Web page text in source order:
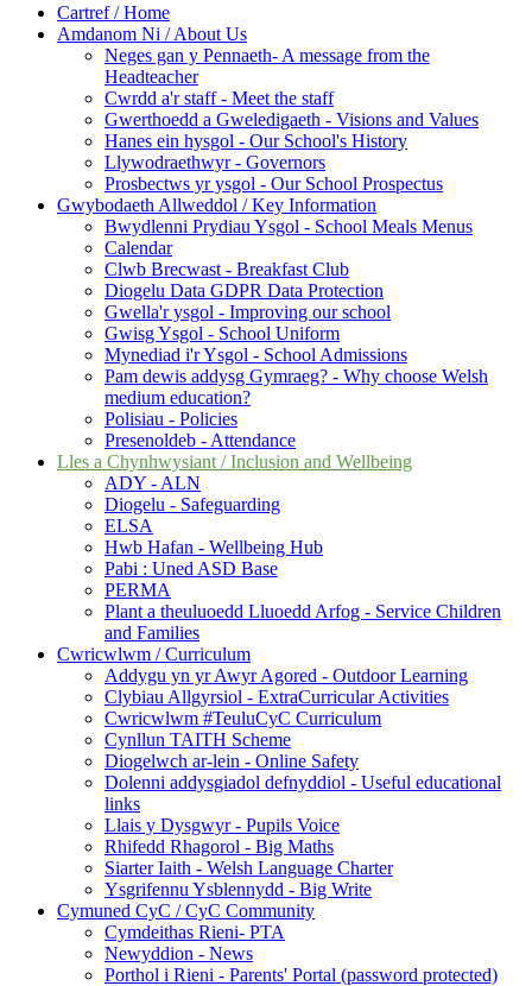
Cartref / Home
Amdanom Ni / About Us
Neges gan y Pennaeth- A message from the
Headteacher
Cwrdd a'r staff - Meet the staff
Gwerthoedd a Gweledigaeth - Visions and Values
Hanes ein hysgol - Our School's History
Llywodraethwyr - Governors
Prosbectws yr ysgol - Our School Prospectus
Gwybodaeth Allweddol / Key Information
Bwydlenni Prydiau Ysgol - School Meals Menus
Calendar
Clwb Brecwast - Breakfast Club
Diogelu Data GDPR Data Protection
Gwella'r ysgol - Improving our school
Gwisg Ysgol - School Uniform
Mynediad i'r Ysgol - School Admissions
Pam dewis addysg Gymraeg? - Why choose Welsh
medium education?
Polisiau - Policies
Presenoldeb - Attendance
Lles a Chynhwysiant / Inclusion and Wellbeing
ADY - ALN
Diogelu - Safeguarding
ELSA
Hwb Hafan - Wellbeing Hub
Pabi : Uned ASD Base
PERMA
Plant a theuluoedd Lluoedd Arfog - Service Children
and Families
Cwricwlwm / Curriculum
Addygu yn yr Awyr Agored - Outdoor Learning
Clybiau Allgyrsiol - ExtraCurricular Activities
Cwricwlwm #TeuluCyC Curriculum
Cynllun TAITH Scheme
Diogelwch ar-lein - Online Safety
Dolenni addysgiadol defnyddiol - Useful educational
links
Llais y Dysgwyr - Pupils Voice
Rhifedd Rhagorol - Big Maths
Siarter Iaith - Welsh Language Charter
Ysgrifennu Ysblennydd - Big Write
Cymuned CyC / CyC Community
Cymdeithas Rieni- PTA
Newyddion - News
Porthol i Rieni - Parents' Portal (password protected)